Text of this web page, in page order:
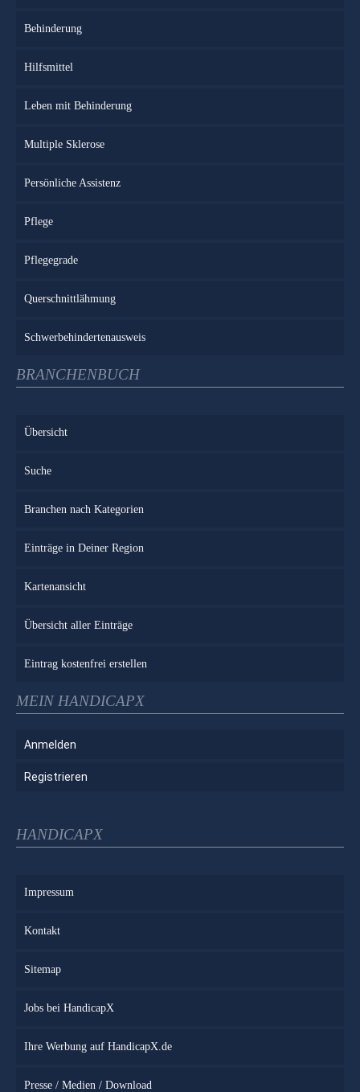
Behinderung
Hilfsmittel
Leben mit Behinderung
Multiple Sklerose
Persönliche Assistenz
Pflege
Pflegegrade
Querschnittlähmung
Schwerbehindertenausweis
BRANCHENBUCH
Übersicht
Suche
Branchen nach Kategorien
Einträge in Deiner Region
Kartenansicht
Übersicht aller Einträge
Eintrag kostenfrei erstellen
MEIN HANDICAPX
Anmelden
Registrieren
HANDICAPX
Impressum
Kontakt
Sitemap
Jobs bei HandicapX
Ihre Werbung auf HandicapX.de
Presse / Medien / Download